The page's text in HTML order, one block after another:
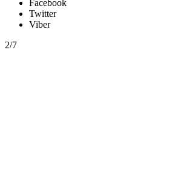
Facebook
Twitter
Viber
2/7